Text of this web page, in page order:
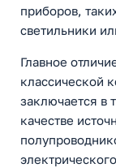
приборов,
светильники
Главное
классической
заключается в
качестве